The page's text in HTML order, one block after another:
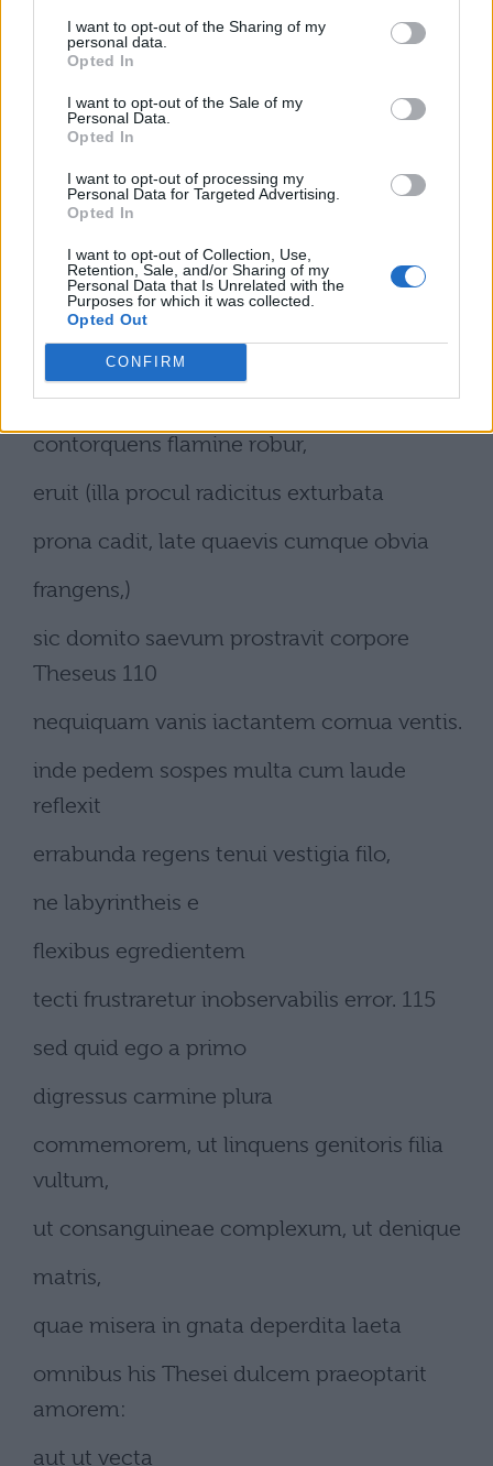
I want to opt-out of the Sharing of my
personal data.
Opted In
I want to opt-out of the Sale of my
Personal Data.
Opted In
I want to opt-out of processing my
Personal Data for Targeted Advertising.
Opted In
I want to opt-out of Collection, Use,
Retention, Sale, and/or Sharing of my
Personal Data that Is Unrelated with the
Purposes for which it was collected.
Opted Out
CONFIRM
praemia laudis!
promittens tacito succepit vota labello.
nam
velut in summo quatientem brachia Tauro
105
quercum aut conigeram sudanti cortice
pinum
indomitus turbo
contorquens flamine robur,
eruit (illa procul radicitus exturbata
prona cadit, late quaevis cumque obvia
frangens,)
sic domito saevum prostravit corpore
Theseus 110
nequiquam vanis iactantem cornua ventis.
inde pedem sospes multa cum laude
reflexit
errabunda regens tenui vestigia filo,
ne labyrintheis e
flexibus egredientem
tecti frustraretur inobservabilis error. 115
sed quid ego a primo
digressus carmine plura
commemorem, ut linquens genitoris filia
vultum,
ut consanguineae complexum, ut denique
matris,
quae misera in gnata deperdita laeta
omnibus his Thesei dulcem praeoptarit
amorem:
aut ut vecta